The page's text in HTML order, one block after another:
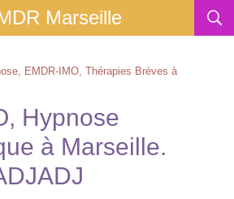
Marseille
EMDR-IMO, Thérapies Brèves à
Hypnose
à Marseille.